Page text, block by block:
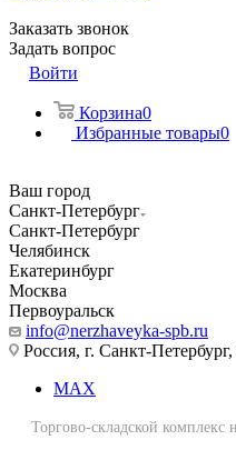
Заказать звонок
Задать вопрос
Войти
Корзина0
Избранные товары0
Ваш город
Санкт-Петербург
Санкт-Петербург
Челябинск
Екатеринбург
Москва
Первоуральск
info@nerzhaveyka-spb.ru
Россия, г. Санкт-
MAX
Торгово-складской комплекс